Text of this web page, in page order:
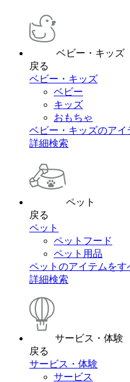
ベビー・キッズ
戻る
ベビー・キッズ
ベビー
キッズ
おもちゃ
ベビー・キッズのアイ
詳細検索
ペット
戻る
ペット
ペットフード
ペット用品
ペットのアイテムをす
詳細検索
サービス・体験
戻る
サービス・体験
サービス